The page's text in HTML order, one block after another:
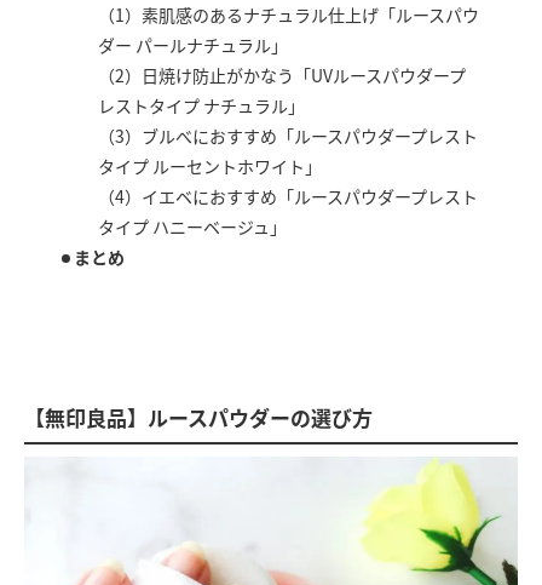
（1）素肌感のあるナチュラル仕上げ「ルースパウ
ダー パールナチュラル」
（2）日焼け防止がかなう「UVルースパウダープ
レストタイプ ナチュラル」
（3）ブルべにおすすめ「ルースパウダープレスト
タイプ ルーセントホワイト」
（4）イエベにおすすめ「ルースパウダープレスト
タイプ ハニーベージュ」
まとめ
【無印良品】ルースパウダーの選び方